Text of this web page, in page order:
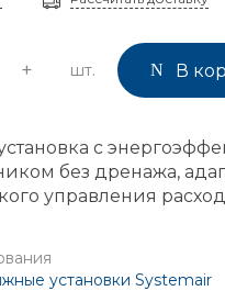
+ шт. В
с
без дренажа,
управления
установки Systemair